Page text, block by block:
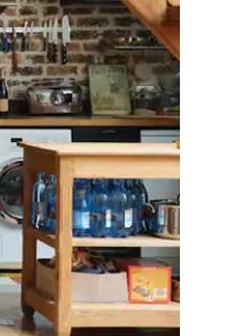
tocando e deslizando o dedo